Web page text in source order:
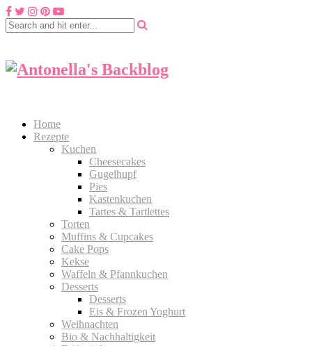
Home
Rezepte
Kuchen
Cheesecakes
Gugelhupf
Pies
Kastenkuchen
Tartes & Tartlettes
Torten
Muffins & Cupcakes
Cake Pops
Kekse
Waffeln & Pfannkuchen
Desserts
Desserts
Eis & Frozen Yoghurt
Weihnachten
Bio & Nachhaltigkeit